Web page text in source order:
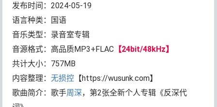
发布时间：2024-05-19
语言种类：国语
音乐类型：录音室专辑
音源格式：高品质MP3+FLAC 【24bit/48kHz】
共计大小：757MB
内容整理：无损控 【https://wusunk.com】
歌曲简介：歌手周深，第2张全新个人专辑《反深代